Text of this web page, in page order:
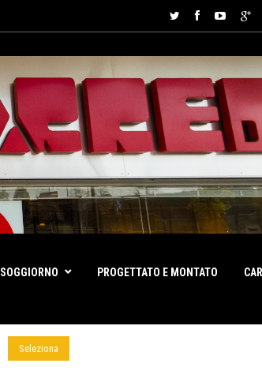
SOGGIORNO PROGETTATO E MONTATO